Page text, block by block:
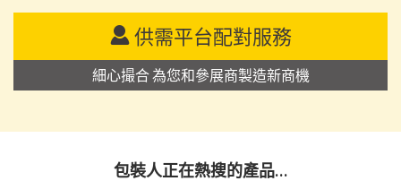
供需平台配對服務
細心撮合 為您和參展商製造新商機
包裝人正在熱搜的產品…